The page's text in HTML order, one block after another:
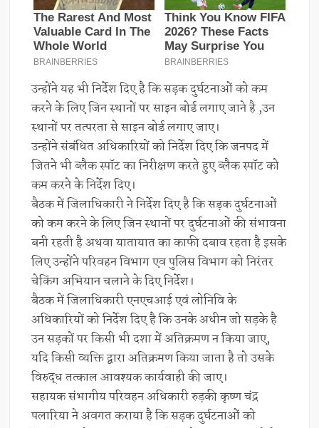
उन्होंने यह भी निर्देश दिए है कि सड़क दुर्घटनाओं को कम
करने के लिए जिन स्थानों पर साइन बोर्ड लगाए जाने है ,उन
स्थानों पर तत्परता से साइन बोर्ड लगाए जाए।
उन्होंने संबंधित अधिकारियों को निर्देश दिए कि जनपद में
जितने भी ब्लैक स्पॉट का निरीक्षण करते हुए ब्लैक स्पॉट को
कम करने के निर्देश दिए।
बैठक में जिलाधिकारी ने निर्देश दिए है कि सड़क दुर्घटनाओं
को कम करने के लिए जिन स्थानों पर दुर्घटनाओं की संभावना
बनी रहती है अथवा यातायात का काफी दबाव रहता है इसके
लिए उन्होंने परिवहन विभाग एव पुलिस विभाग को निरंतर
चेकिंग अभियान चलाने के दिए निर्देश।
बैठक में जिलाधिकारी एनएचआई एवं लोनिवि के
अधिकारियों को निर्देश दिए है कि उनके अधीन जो सड़के है
उन सड़कों पर किसी भी दशा में अतिक्रमण न किया जाए,
यदि किसी व्यक्ति द्वारा अतिक्रमण किया जाता है तो उसके
विरुद्ध तत्काल आवश्यक कार्यवाही की जाए।
सहायक संभागीय परिवहन अधिकारी रुड़की कृष्ण चंद्र
पलारिया ने अवगत कराया है कि सड़क दुर्घटनाओं को